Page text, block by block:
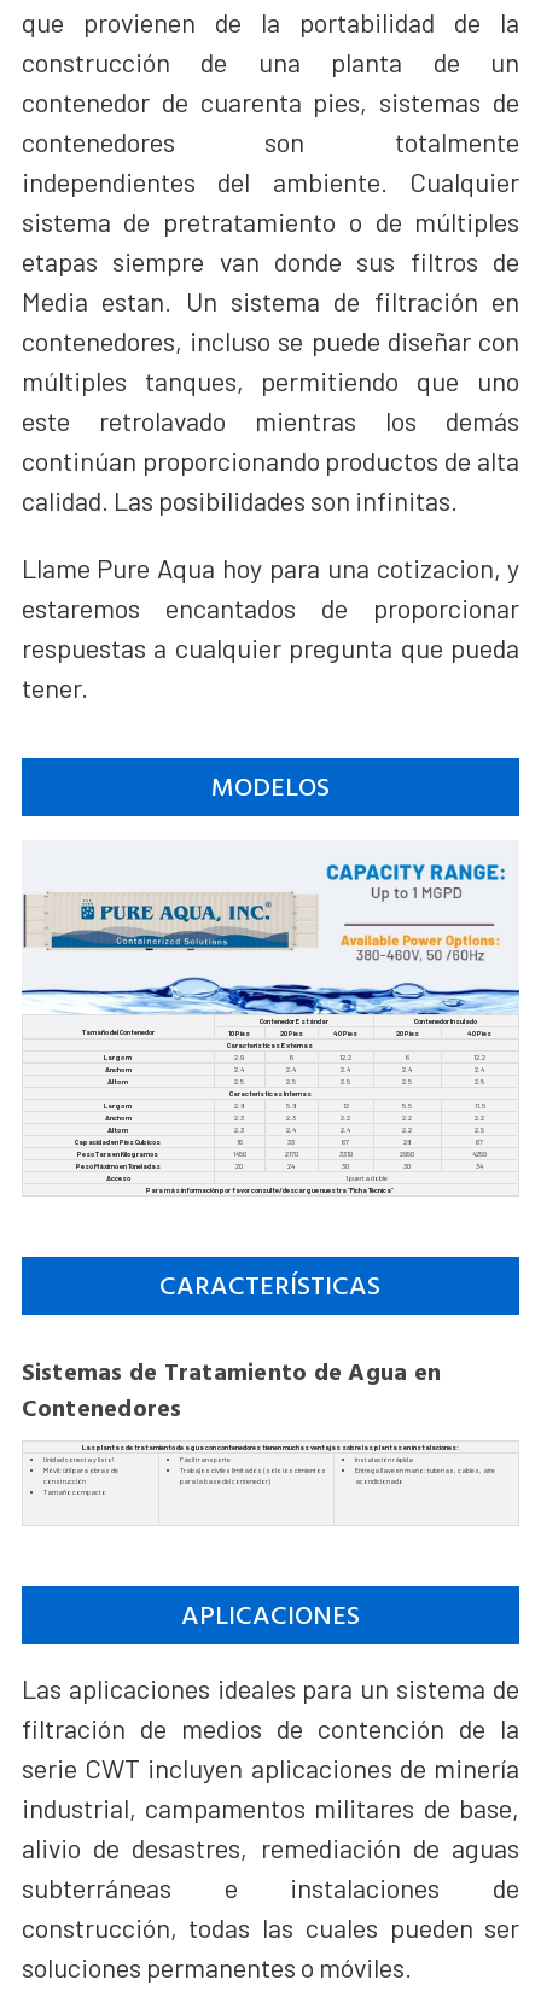
que provienen de la portabilidad de la
construcción de una planta de un
contenedor de cuarenta pies, sistemas de
contenedores son totalmente
independientes del ambiente. Cualquier
sistema de pretratamiento o de múltiples
etapas siempre van donde sus filtros de
Media estan. Un sistema de filtración en
contenedores, incluso se puede diseñar con
múltiples tanques, permitiendo que uno
este retrolavado mientras los demás
continúan proporcionando productos de alta
calidad. Las posibilidades son infinitas.
Llame Pure Aqua hoy para una cotizacion, y
estaremos encantados de proporcionar
respuestas a cualquier pregunta que pueda
tener.
MODELOS
Tamaño del Contenedor
Contenedor Estándar
Contenedor Insulado
10 Pies
20 Pies 40 Pies 20 Pies
40 Pies
Características Externas
Largo m
2.9 6 12.2 6
12.2
Ancho m
2.4 2.4 2.4 2.4
2.4
Alto m
2.5 2.5 2.5 2.5
2.5
Características Internas
Largo m
2.8 5.8 12 5.5
11.5
Ancho m
2.3 2.3 2.2 2.2
2.2
Alto m
2.3 2.4 2.4 2.2
2.5
Capacidad en Pies Cubicos
16 33 67 28
67
Peso Tara en Kilogramos
1450 2170 3310 2950
4250
Peso Máximo en Toneladas
20 24 30 30
34
Acceso
1 puerta doble
Para más información por favor consulte/descargue nuestra "Ficha Técnica"
CARACTERÍSTICAS
Sistemas de Tratamiento de Agua en
Contenedores
Las plantas de tratamiento de agua con contenedores tienen muchas ventajas sobre las plantas en instalaciones:
Unidad conecta y listo!
Móvil: útil para obras de
construcción
Tamaño compacto
Fácil transporte
Trabajos civiles limitados (solo los cimientos
para la base del contenedor)
Instalación rápida
Entrega llave en mano: tuberías, cables, aire
acondicionado
APLICACIONES
Las aplicaciones ideales para un sistema de
filtración de medios de contención de la
serie CWT incluyen aplicaciones de minería
industrial, campamentos militares de base,
alivio de desastres, remediación de aguas
subterráneas e instalaciones de
construcción, todas las cuales pueden ser
soluciones permanentes o móviles.